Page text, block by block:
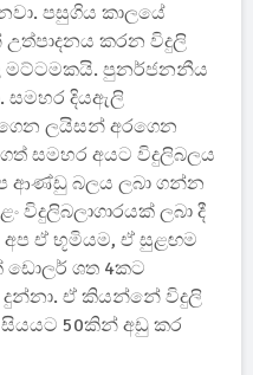
පසුගිය කාලයේ
කරන විදුලි
පුනර්ජනනීය
සමහර දියඇලි
ලයිසන් අරගෙන
සමහර අයට විදුලිබලය
ආණ්ඩු බලය ලබා ගන්න
ලබා දී
ඒ භූමියම, ඒ සුළඟම
ඩොලර් ශත 4කට
ඒ කියන්නේ විදුලි
50කින් අඩු කර